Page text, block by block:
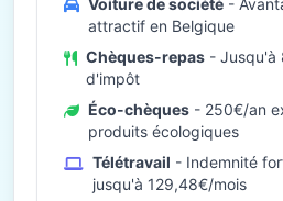
Voiture de société -
attractif en Belgique
Chèques-repas - Jusqu'à
d'impôt
Éco-chèques - 250€/an
produits écologiques
Télétravail - Indemnité
jusqu'à 129,48€/mois